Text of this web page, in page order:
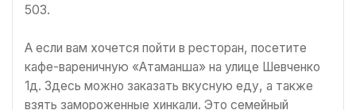
503.
А если вам хочется пойти в ресторан, посетите
кафе-вареничную «Атаманша» на улице Шевченко
1д. Здесь можно заказать вкусную еду, а также
взять замороженные хинкали. Это семейный